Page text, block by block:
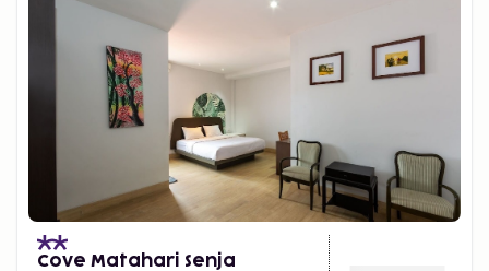
Cove Matahari Senja